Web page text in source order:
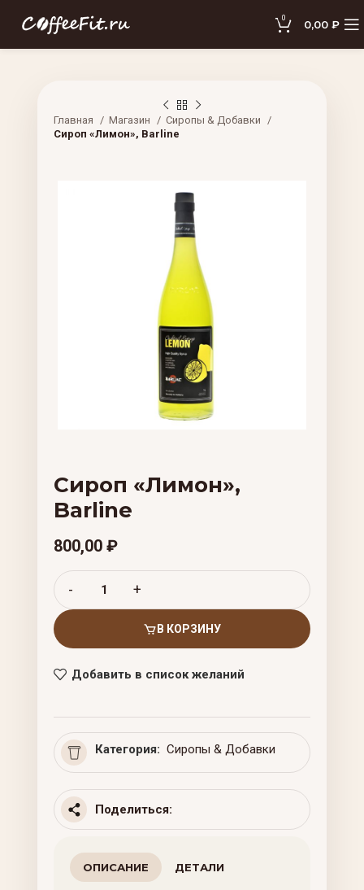
0 0,00 ₽
Главная Магазин
Сиропы & Добавки
Сироп «Лимон», Barline
Сироп «Лимон»,
Barline
800,00 ₽
В КОРЗИНУ
Добавить в список желаний
Категория: Сиропы & Добавки
Поделиться:
ОПИСАНИЕ ДЕТАЛИ